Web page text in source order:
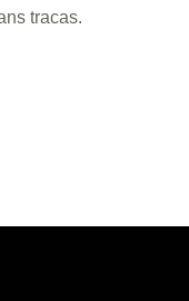
tracas.